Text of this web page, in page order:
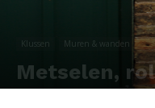
Klussen Muren & wanden
Metselen,